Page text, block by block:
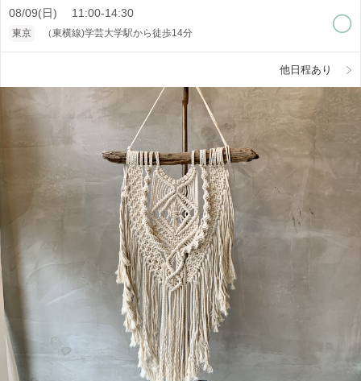
08/09(日) 11:00-14:30
東京 （東横線)学芸大学駅から徒歩14分
他日程あり